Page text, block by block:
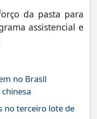
da pasta para
assistencial e
no Brasil
no terceiro lote de